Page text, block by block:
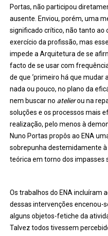
Portas, não participou
ausente. Enviou, porém, uma
significado crítico, não tanto ao
exercício da profissão, mas
impede a Arquitetura de se
facto de se usar com
de que ‘primeiro há que mudar
nada ou pouco, no plano da
nem buscar no atelierou na
soluções e os processos mais
realização, pelo menos à
Nuno Portas propôs ao ENA
sobrepunha destemidamente
teórica em torno dos impasses
Os trabalhos do ENA incluíram
dessas intervenções encenou-
alguns objetos-fetiche da
Talvez todos tivessem